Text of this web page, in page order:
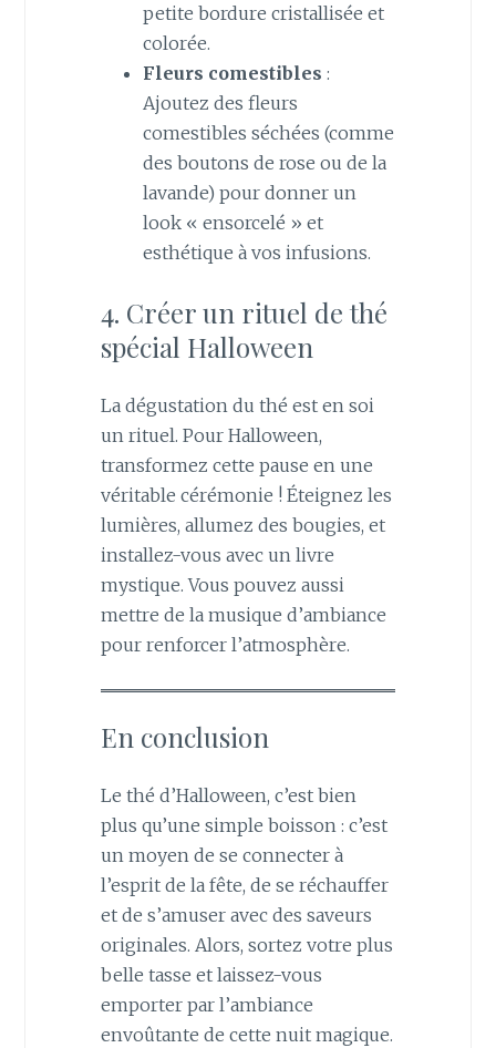
petite bordure cristallisée et
colorée.
Fleurs comestibles :
Ajoutez des fleurs
comestibles séchées (comme
des boutons de rose ou de la
lavande) pour donner un
look « ensorcelé » et
esthétique à vos infusions.
4. Créer un rituel de thé
spécial Halloween
La dégustation du thé est en soi
un rituel. Pour Halloween,
transformez cette pause en une
véritable cérémonie ! Éteignez les
lumières, allumez des bougies, et
installez-vous avec un livre
mystique. Vous pouvez aussi
mettre de la musique d’ambiance
pour renforcer l’atmosphère.
En conclusion
Le thé d’Halloween, c’est bien
plus qu’une simple boisson : c’est
un moyen de se connecter à
l’esprit de la fête, de se réchauffer
et de s’amuser avec des saveurs
originales. Alors, sortez votre plus
belle tasse et laissez-vous
emporter par l’ambiance
envoûtante de cette nuit magique.